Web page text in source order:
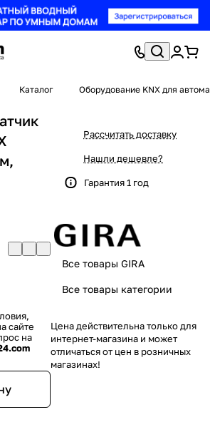
Каталог Оборудование KNX для
сайте
на
Рассчитать доставку
Нашли дешевле?
Гарантия 1 год
Все товары GIRA
Все товары категории
Цена действительна только для
интернет-магазина и может
отличаться от цен в розничных
магазинах!